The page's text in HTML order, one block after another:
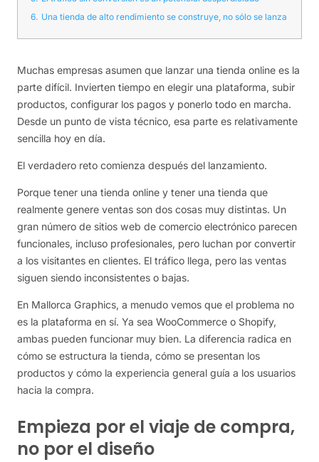
6. Una tienda de alto rendimiento se construye, no sólo se lanza
Muchas empresas asumen que lanzar una tienda online es la
parte difícil. Invierten tiempo en elegir una plataforma, subir
productos, configurar los pagos y ponerlo todo en marcha.
Desde un punto de vista técnico, esa parte es relativamente
sencilla hoy en día.
El verdadero reto comienza después del lanzamiento.
Porque tener una tienda online y tener una tienda que
realmente genere ventas son dos cosas muy distintas. Un
gran número de sitios web de comercio electrónico parecen
funcionales, incluso profesionales, pero luchan por convertir
a los visitantes en clientes. El tráfico llega, pero las ventas
siguen siendo inconsistentes o bajas.
En Mallorca Graphics, a menudo vemos que el problema no
es la plataforma en sí. Ya sea WooCommerce o Shopify,
ambas pueden funcionar muy bien. La diferencia radica en
cómo se estructura la tienda, cómo se presentan los
productos y cómo la experiencia general guía a los usuarios
hacia la compra.
Empieza por el viaje de compra,
no por el diseño